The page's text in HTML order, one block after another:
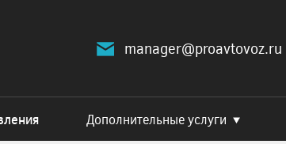
manager@proavtovoz.ru
Дополнительные услуги